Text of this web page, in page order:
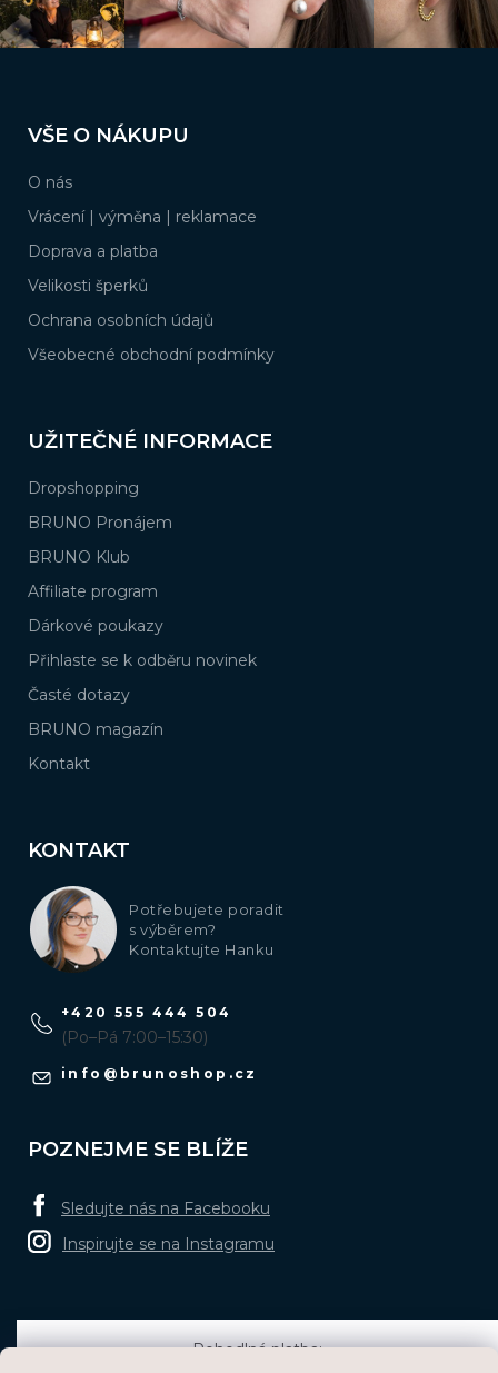
pVŠE O NÁKUPU
O nás
Vrácení | výměna | reklamace
Doprava a platba
Velikosti šperků
Ochrana osobních údajů
Všeobecné obchodní podmínky
UŽITEČNÉ INFORMACE
Dropshopping
BRUNO Pronájem
BRUNO Klub
Affiliate program
Dárkové poukazy
Přihlaste se k odběru novinek
Časté dotazy
BRUNO magazín
Kontakt
KONTAKT
Potřebujete poradit
s výběrem?
Kontaktujte Hanku
info @ brunoshop.cz
+420 555 444 504
(Po–Pá 7:00–15:30)
POZNEJME SE BLÍŽE
Sledujte nás na Facebooku
Inspirujte se na Instagramu
Pohodlná platba: